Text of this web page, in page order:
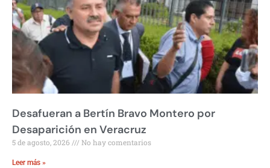
Desafueran a Bertín Bravo Montero por
Desaparición en Veracruz
5 de agosto, 2026 No hay comentarios
Leer más »